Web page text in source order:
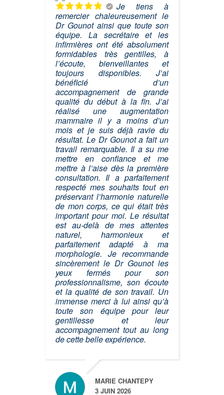
Je tiens à
remercier chaleureusement le
Dr Gounot ainsi que toute son
équipe. La secrétaire et les
infirmières ont été absolument
formidables très gentilles, à
l’écoute, bienveillantes et
toujours disponibles. J’ai
bénéficié d’un
accompagnement de grande
qualité du début à la fin. J’ai
réalisé une augmentation
mammaire il y a moins d’un
mois et je suis déjà ravie du
résultat. Le Dr Gounot a fait un
travail remarquable. Il a su me
mettre en confiance et me
mettre à l’aise dès la première
consultation. Il a parfaitement
respecté mes souhaits tout en
préservant l’harmonie naturelle
de mon corps, ce qui était très
important pour moi. Le résultat
est au-delà de mes attentes
naturel, harmonieux et
parfaitement adapté à ma
morphologie. Je recommande
sincèrement le Dr Gounot les
yeux fermés pour son
professionnalisme, son écoute
et la qualité de son travail. Un
immense merci à lui ainsi qu’à
toute son équipe pour leur
gentillesse et leur
accompagnement tout au long
de cette belle expérience.
MARIE CHANTEPY
3 JUIN 2026